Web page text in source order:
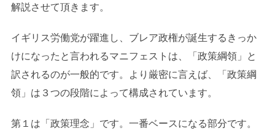
解説させて頂きます。
イギリス労働党が躍進し、ブレア政権が誕生するきっか
けになったと言われるマニフェストは、「政策綱領」と
訳されるのが一般的です。より厳密に言えば、「政策綱
領」は３つの段階によって構成されています。
第１は「政策理念」です。一番ベースになる部分です。